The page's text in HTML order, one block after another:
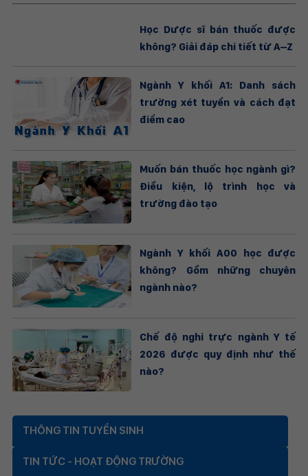
Học Dược sĩ bán thuốc được
không? Giải đáp chi tiết từ A–Z
Ngành Y khối A1: Danh sách
trường xét tuyển và cách đạt
điểm cao
Muốn bán thuốc học ngành gì?
Điều kiện, lộ trình học và
trường đào tạo
Ngành Y khối A00 học được
không? Gồm những chuyên
ngành nào?
Chế độ nghỉ trực ngành Y tế
2026 được quy định như thế
nào?
THÔNG TIN TUYỂN SINH
TIN TỨC - HOẠT ĐỘNG TRƯỜNG